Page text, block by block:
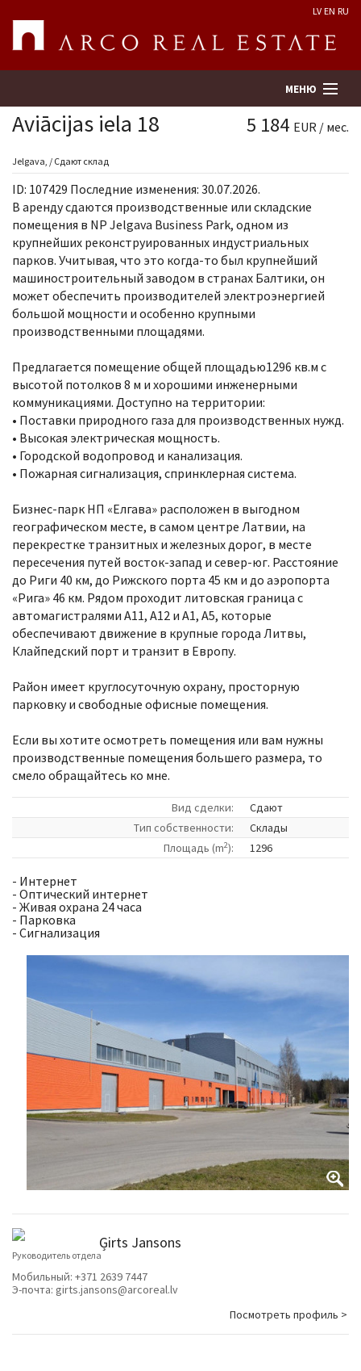
LV EN RU
МЕНЮ
Поиск
Оценка недвижимости
Предприятие
Услуги
Kонтакты
Aviācijas iela 18 5 184 EUR / мес.
Jelgava, / Сдают склад
ID: 107429 Последние изменения: 30.07.2026.
В аренду сдаются производственные или складские
помещения в NP Jelgava Business Park, одном из
крупнейших реконструированных индустриальных
парков. Учитывая, что это когда-то был крупнейший
машиностроительный заводом в странах Балтики, он
может обеспечить производителей электроэнергией
большой мощности и особенно крупными
производственными площадями.
Предлагается помещение общей площадью1296 кв.м с
высотой потолков 8 м и хорошими инженерными
коммуникациями. Доступно на территории:
• Поставки природного газа для производственных нужд.
• Высокая электрическая мощность.
• Городской водопровод и канализация.
• Пожарная сигнализация, спринклерная система.
Бизнес-парк НП «Елгава» расположен в выгодном
географическом месте, в самом центре Латвии, на
перекрестке транзитных и железных дорог, в месте
пересечения путей восток-запад и север-юг. Расстояние
до Риги 40 км, до Рижского порта 45 км и до аэропорта
«Рига» 46 км. Рядом проходит литовская граница с
автомагистралями A11, A12 и A1, A5, которые
обеспечивают движение в крупные города Литвы,
Клайпедский порт и транзит в Европу.
Район имеет круглосуточную охрану, просторную
парковку и свободные офисные помещения.
Если вы хотите осмотреть помещения или вам нужны
производственные помещения большего размера, то
смело обращайтесь ко мне.
Вид сделки:
Сдают
Tип собственности:
Склады
Площадь (m2): 1296
- Интернет
- Оптический интернет
- Живая охрана 24 часа
- Парковка
- Сигнализация
Ģirts Jansons
Руководитель отдела
Мобильный: +371 2639 7447
Э-почта: girts.jansons@arcoreal.lv
Посмотреть профиль >